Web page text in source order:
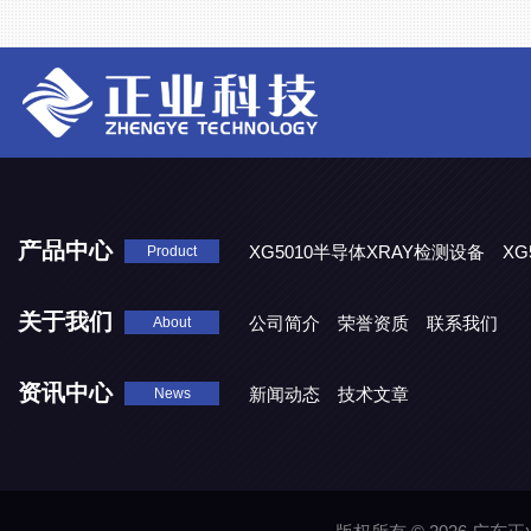
产品中心 Product XG5010半导体XRAY检测设备
关于我们 About 公司简介 荣誉资质 联系我们
资讯中心 News 新闻动态 技术文章